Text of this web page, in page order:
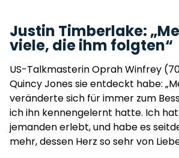
Justin Timberlake:
viele, die ihm folgten“
US-Talkmasterin Oprah Winfrey
Quincy Jones sie entdeckt habe:
veränderte sich für immer zum
ich ihn kennengelernt hatte. Ich
jemanden erlebt, und habe es
mehr, dessen Herz so sehr von